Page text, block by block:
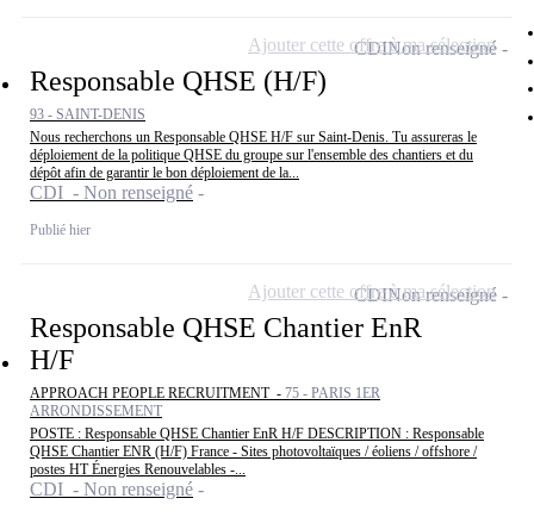
Responsable QHSE (H/F)
93 - SAINT-DENIS
Nous recherchons un Responsable QHSE H/F sur Saint-Denis. Tu assureras le
déploiement de la politique QHSE du groupe sur l'ensemble des chantiers et du
dépôt afin de garantir le bon déploiement de la...
CDI - Non renseigné
Publié hier
CDINon renseigné
Ajouter cette offre à ma sélection
Responsable QHSE Chantier EnR
H/F
APPROACH PEOPLE RECRUITMENT - 75 - PARIS 1ER
ARRONDISSEMENT
POSTE : Responsable QHSE Chantier EnR H/F DESCRIPTION : Responsable
QHSE Chantier ENR (H/F) France - Sites photovoltaïques / éoliens / offshore /
postes HT Énergies Renouvelables -...
CDI - Non renseigné
CDINon renseigné
Ajouter cette offre à ma sélection